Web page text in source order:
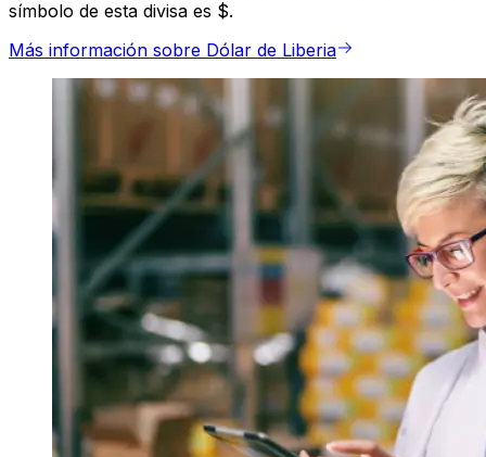
símbolo de esta divisa es $.
Más información sobre Dólar de Liberia